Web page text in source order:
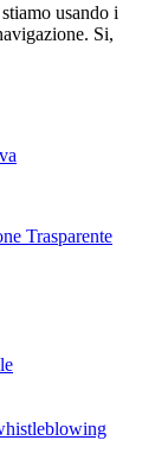
usando i
Si,
Trasparente